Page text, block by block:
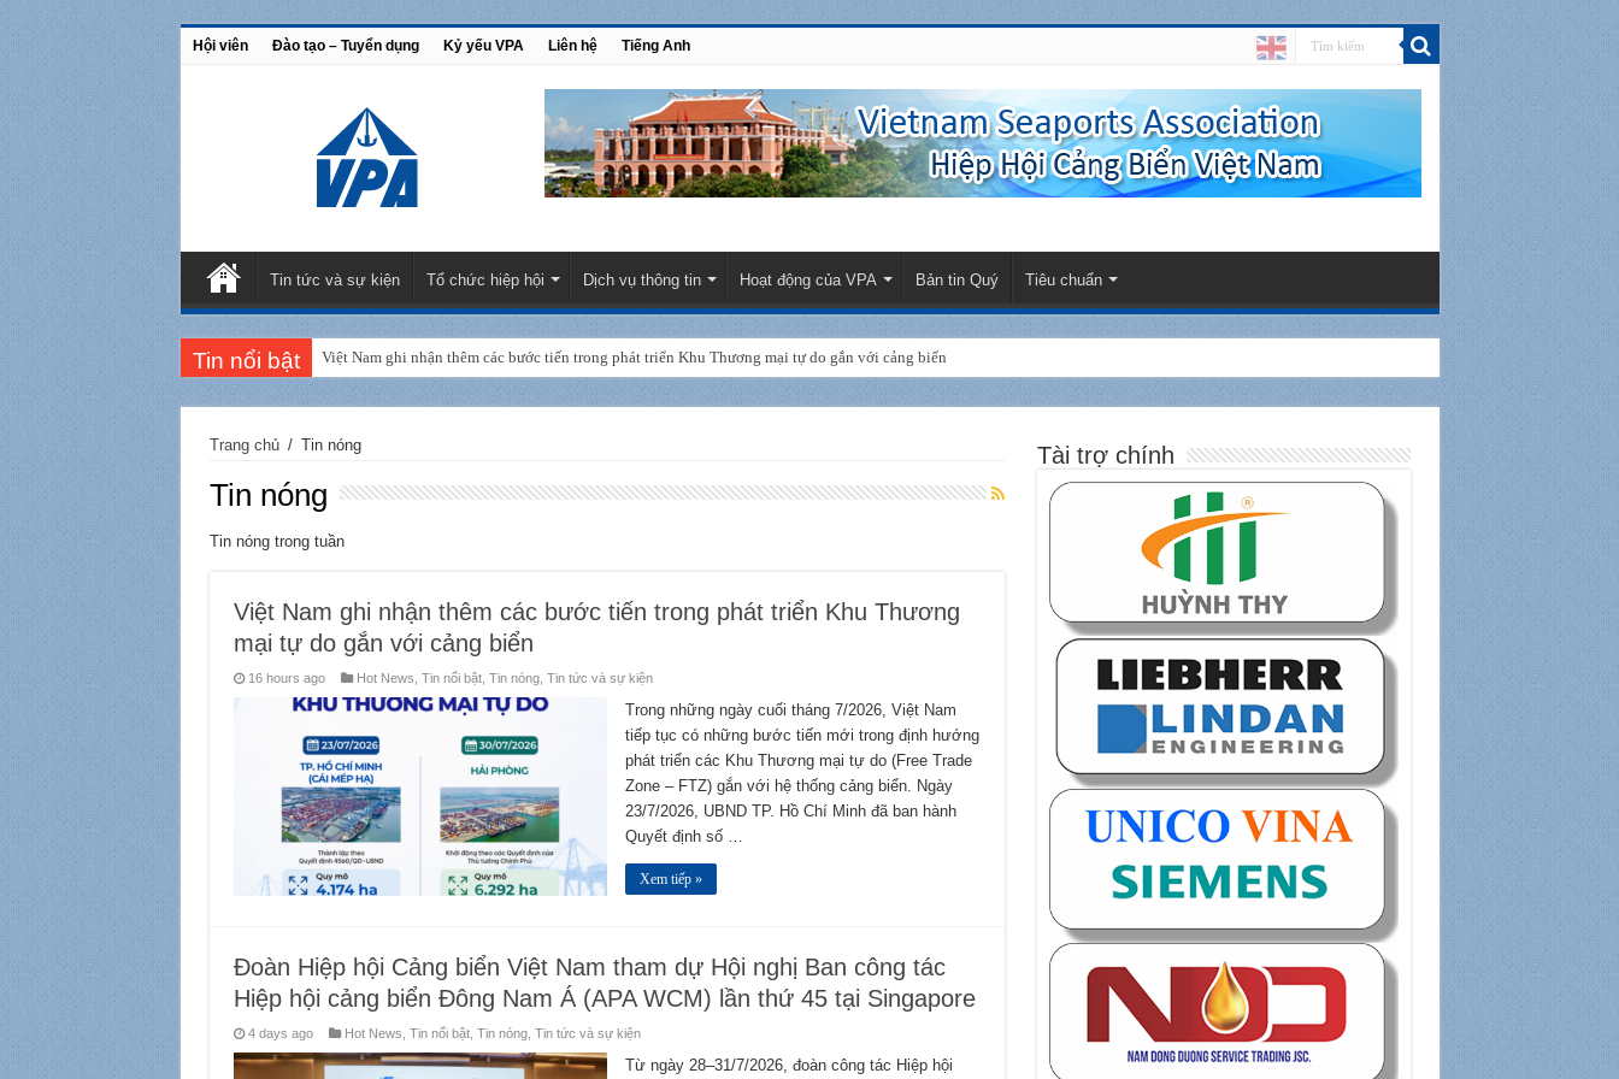
Hội viên Đào tạo – Tuyển dụng Kỷ yếu VPA Liên hệ Tiếng Anh
Tin tức và sự kiện Tổ chức hiệp hội Dịch vụ thông tin Hoạt động của VPA Bản tin Quý Tiêu chuẩn
Tin nổi bật Việt Nam ghi nhận thêm các bước tiến trong phát triển Khu Thương mại tự do gắn với cảng biển
Trang chủ / Tin nóng
Tin nóng
Tin nóng trong tuần
Việt Nam ghi nhận thêm các bước tiến trong phát triển Khu Thương
mại tự do gắn với cảng biển
16 hours ago Hot News Tin nổi bật, Tin nóng, Tin tức và sự kiện
Trong những ngày cuối tháng 7/2026, Việt Nam
tiếp tục có những bước tiến mới trong định hướng
phát triển các Khu Thương mại tự do (Free Trade
Zone – FTZ) gắn với hệ thống cảng biển. Ngày
23/7/2026, UBND TP. Hồ Chí Minh đã ban hành
Quyết định số …
Xem tiếp »
Đoàn Hiệp hội Cảng biển Việt Nam tham dự Hội nghị Ban công tác
Hiệp hội cảng biển Đông Nam Á (APA WCM) lần thứ 45 tại Singapore
4 days ago Hot News Tin nổi bật, Tin nóng, Tin tức và sự kiện
Từ ngày 28–31/7/2026, đoàn công tác Hiệp hội
Tài trợ chính